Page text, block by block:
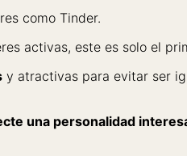
como Tinder.
activas, este es solo el
y atractivas para evitar ser
una personalidad